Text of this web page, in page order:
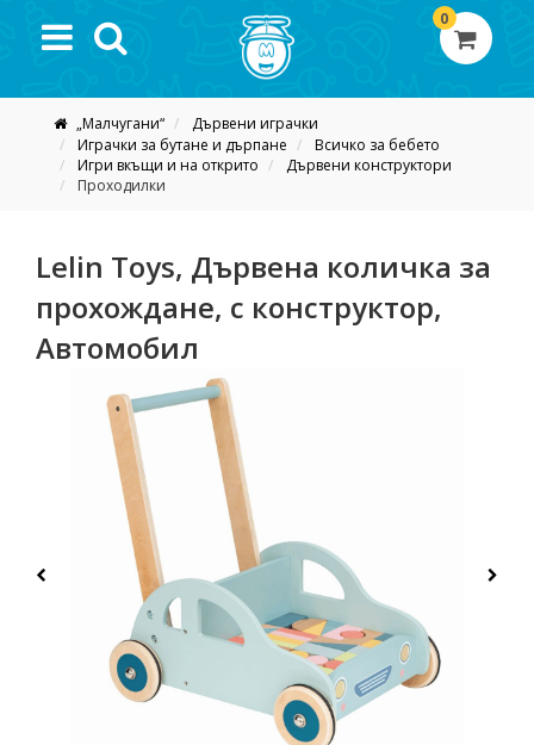
0
„Малчугани“
Дървени играчки
Играчки за бутане и дърпане
Всичко за бебето
Игри вкъщи и на открито
Дървени конструктори
Проходилки
Lelin Toys, Дървена количка за
прохождане, с конструктор,
Автомобил